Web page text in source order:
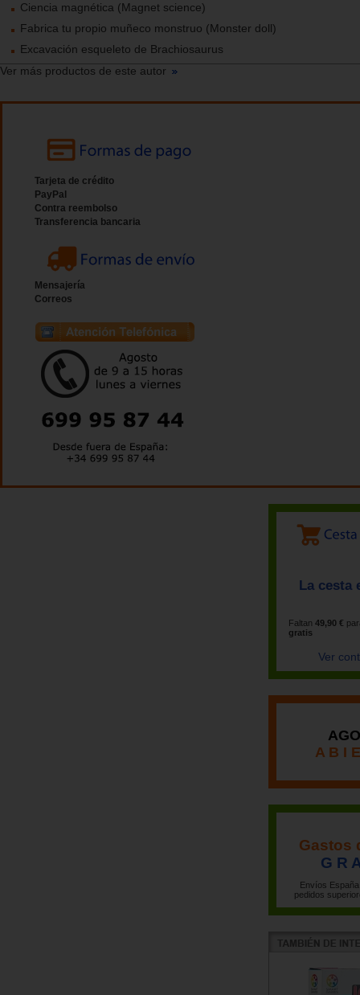
Ciencia magnética (Magnet science)
Fabrica tu propio muñeco monstruo (Monster doll)
Excavación esqueleto de Brachiosaurus
Ver más productos de este autor
Tarjeta de crédito
PayPal
Contra reembolso
Transferencia bancaria
Mensajería
Correos
La cesta
Faltan 49,90 €
gratis
Ver
A B I
Gastos
G R
Envíos
pedidos